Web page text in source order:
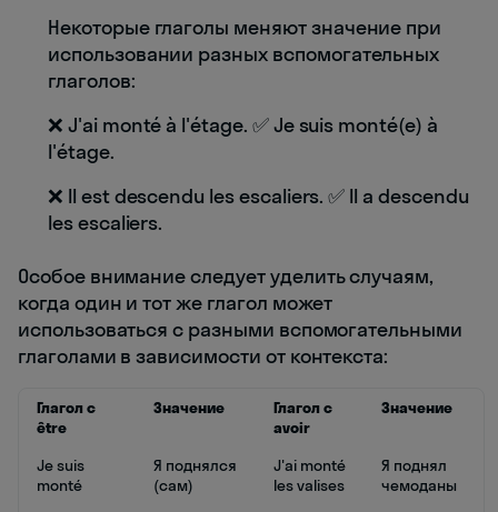
Некоторые глаголы меняют значение при
использовании разных вспомогательных
глаголов:
❌ J'ai monté à l'étage. ✅ Je suis monté(e) à
l'étage.
❌ Il est descendu les escaliers. ✅ Il a descendu
les escaliers.
Особое внимание следует уделить случаям,
когда один и тот же глагол может
использоваться с разными вспомогательными
глаголами в зависимости от контекста:
Глагол с
être
Значение
Глагол с
avoir
Значение
Je suis
monté
Я поднялся
(сам)
J'ai monté
les valises
Я поднял
чемоданы